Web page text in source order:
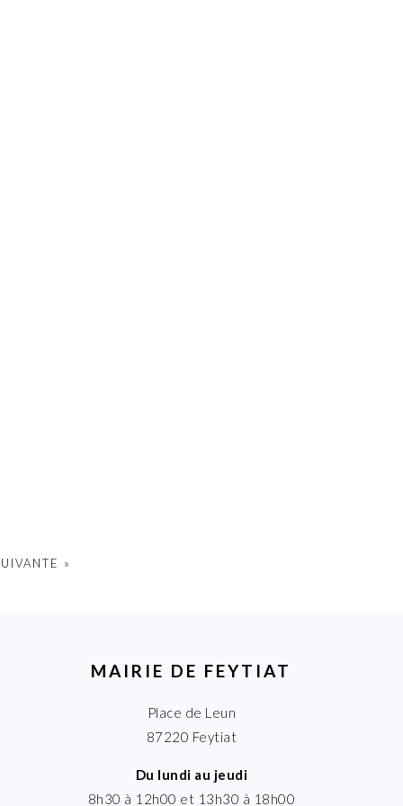
»
MAIRIE DE FEYTIAT
Place de Leun
87220 Feytiat
Du lundi au jeudi
8h30 à 12h00 et 13h30 à 18h00